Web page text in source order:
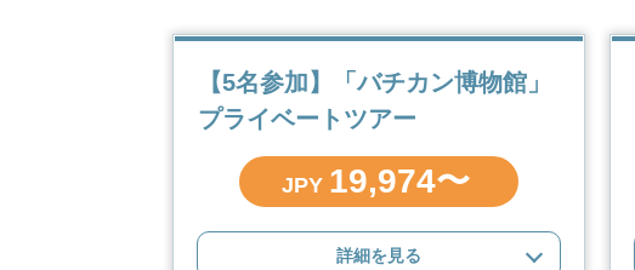
【5名参加】「バチカン博物館」
プライベートツアー
JPY 19,974〜
詳細を見る